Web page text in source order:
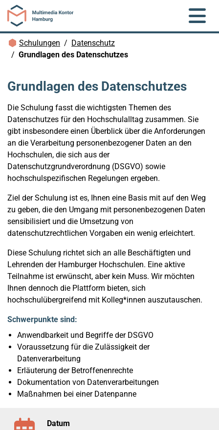
Zum Hauptinhalt springen
Brotkrümelnavigation
Schulungen
Datenschutz
Grundlagen des Datenschutzes
Grundlagen des Datenschutzes
Die Schulung fasst die wichtigsten Themen des
Datenschutzes für den Hochschulalltag zusammen. Sie
gibt insbesondere einen Überblick über die Anforderungen
an die Verarbeitung personenbezogener Daten an den
Hochschulen, die sich aus der
Datenschutzgrundverordnung (DSGVO) sowie
hochschulspezifischen Regelungen ergeben.
Ziel der Schulung ist es, Ihnen eine Basis mit auf den Weg
zu geben, die den Umgang mit personenbezogenen Daten
sensibilisiert und die Umsetzung von
datenschutzrechtlichen Vorgaben ein wenig erleichtert.
Diese Schulung richtet sich an alle Beschäftigten und
Lehrenden der Hamburger Hochschulen. Eine aktive
Teilnahme ist erwünscht, aber kein Muss. Wir möchten
Ihnen dennoch die Plattform bieten, sich
hochschulübergreifend mit Kolleg*innen auszutauschen.
Schwerpunkte sind:
Anwendbarkeit und Begriffe der DSGVO
Voraussetzung für die Zulässigkeit der
Datenverarbeitung
Erläuterung der Betroffenenrechte
Dokumentation von Datenverarbeitungen
Maßnahmen bei einer Datenpanne
Datum